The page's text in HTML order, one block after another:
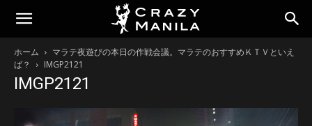
ホーム
マラテ夜遊びの本日の作戦会議。マラテのおすすめＫＴＶといえ
ば？
IMGP2121
IMGP2121